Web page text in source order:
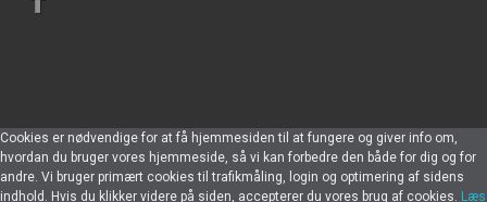
Cookies er nødvendige for at få hjemmesiden til at fungere og giver info om,
hvordan du bruger vores hjemmeside, så vi kan forbedre den både for dig og for
andre. Vi bruger primært cookies til trafikmåling, login og optimering af sidens
indhold. Hvis du klikker videre på siden, accepterer du vores brug af cookies. Læs